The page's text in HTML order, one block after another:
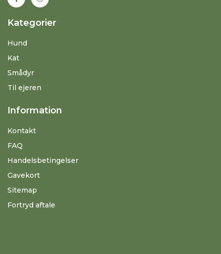
Kategorier
Hund
Kat
Smådyr
Til ejeren
Information
Kontakt
FAQ
Handelsbetingelser
Gavekort
Sitemap
Fortryd aftale